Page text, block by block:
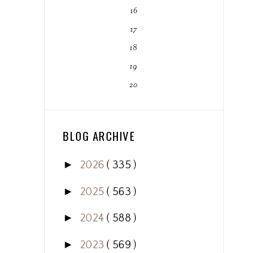
16
17
18
19
20
BLOG ARCHIVE
► 2026( 335 )
► 2025( 563 )
► 2024( 588 )
► 2023( 569 )